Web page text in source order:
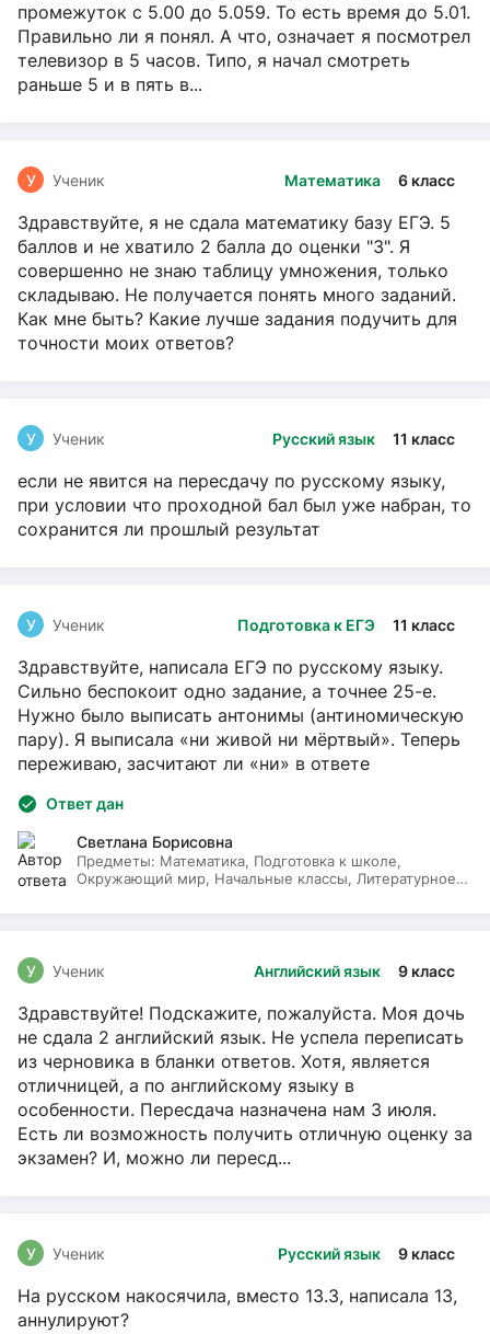
промежуток с 5.00 до 5.059. То есть время до 5.01.
Правильно ли я понял. А что, означает я посмотрел
телевизор в 5 часов. Типо, я начал смотреть
раньше 5 и в пять в...
Математика 6 класс
У Ученик
Здравствуйте, я не сдала математику базу ЕГЭ. 5
баллов и не хватило 2 балла до оценки "3". Я
совершенно не знаю таблицу умножения, только
складываю. Не получается понять много заданий.
Как мне быть? Какие лучше задания подучить для
точности моих ответов?
Русский язык 11 класс
У Ученик
если не явится на пересдачу по русскому языку,
при условии что проходной бал был уже набран, то
сохранится ли прошлый результат
Подготовка к ЕГЭ 11 класс
У Ученик
Здравствуйте, написала ЕГЭ по русскому языку.
Сильно беспокоит одно задание, а точнее 25-е.
Нужно было выписать антонимы (антиномическую
пару). Я выписала «ни живой ни мёртвый». Теперь
переживаю, засчитают ли «ни» в ответе
Ответ дан
Светлана Борисовна
Предметы: Математика, Подготовка к школе,
Окружающий мир, Начальные классы, Литературное
Английский язык 9 класс
У Ученик
Здравствуйте! Подскажите, пожалуйста. Моя дочь
не сдала 2 английский язык. Не успела переписать
из черновика в бланки ответов. Хотя, является
отличницей, а по английскому языку в
особенности. Пересдача назначена нам 3 июля.
Есть ли возможность получить отличную оценку за
экзамен? И, можно ли пересд...
Русский язык 9 класс
У Ученик
На русском накосячила, вместо 13.3, написала 13,
аннулируют?